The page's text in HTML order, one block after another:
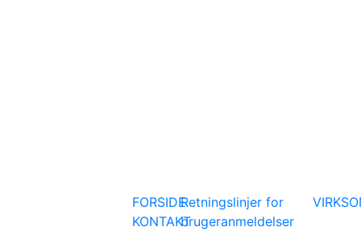
FORSIDE
KONTAKT
Retningslinjer for
brugeranmeldelser